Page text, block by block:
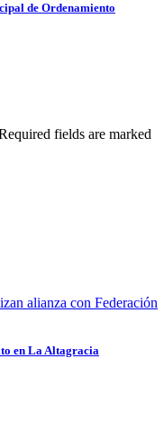
de Ordenamiento
fields are marked
en La Altagracia